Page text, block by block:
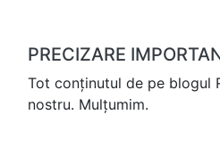
PRECIZARE
Tot conținutul de pe blogul
nostru. Mulțumim.